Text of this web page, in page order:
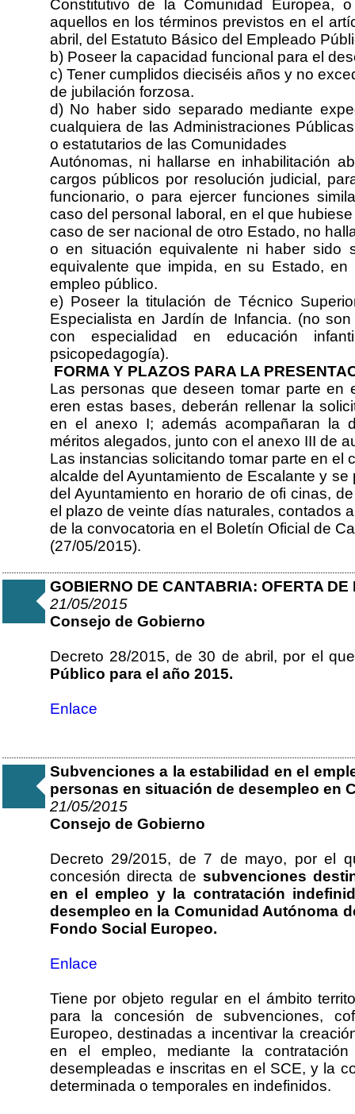
Constitutivo de la Comunidad Europea,
aquellos en los términos previstos en el
abril, del Estatuto Básico del Empleado
b) Poseer la capacidad funcional para el
c) Tener cumplidos dieciséis años y no
de jubilación forzosa.
d) No haber sido separado mediante
cualquiera de las Administraciones
o estatutarios de las Comunidades
Autónomas, ni hallarse en inhabilitación
cargos públicos por resolución judicial,
funcionario, o para ejercer funciones
caso del personal laboral, en el que
caso de ser nacional de otro Estado, no
o en situación equivalente ni haber sido
equivalente que impida, en su Estado,
empleo público.
e) Poseer la titulación de Técnico
Especialista en Jardín de Infancia. (no
con especialidad en educación
psicopedagogía).
FORMA Y PLAZOS PARA LA
Las personas que deseen tomar parte en
eren estas bases, deberán rellenar la
en el anexo I; además acompañaran la
méritos alegados, junto con el anexo III de
Las instancias solicitando tomar parte en el
alcalde del Ayuntamiento de Escalante y
del Ayuntamiento en horario de ofi cinas,
el plazo de veinte días naturales, contados
de la convocatoria en el Boletín Oficial de
(27/05/2015).
GOBIERNO DE CANTABRIA: OFERTA
21/05/2015
Consejo de Gobierno
Decreto 28/2015, de 30 de abril, por el
Público para el año 2015.
Enlace
Subvenciones a la estabilidad en el
personas en situación de desempleo en
21/05/2015
Consejo de Gobierno
Decreto 29/2015, de 7 de mayo, por el
concesión directa desubvenciones
en el empleo y la contratación
desempleo en la Comunidad Autónoma
Fondo Social Europeo.
Enlace
Tiene por objeto regular en el ámbito
para la concesión de subvenciones,
Europeo, destinadas a incentivar la
en el empleo, mediante la
desempleadas e inscritas en el SCE, y la
determinada o temporales en indefinidos.